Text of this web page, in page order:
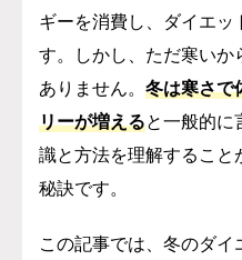
ギーを消費し、ダイエッ
す。しかし、ただ寒いか
ありません。 冬は寒さで
リーが増えると一般的に
識と方法を理解するこ
秘訣です。
この記事では、冬のダ